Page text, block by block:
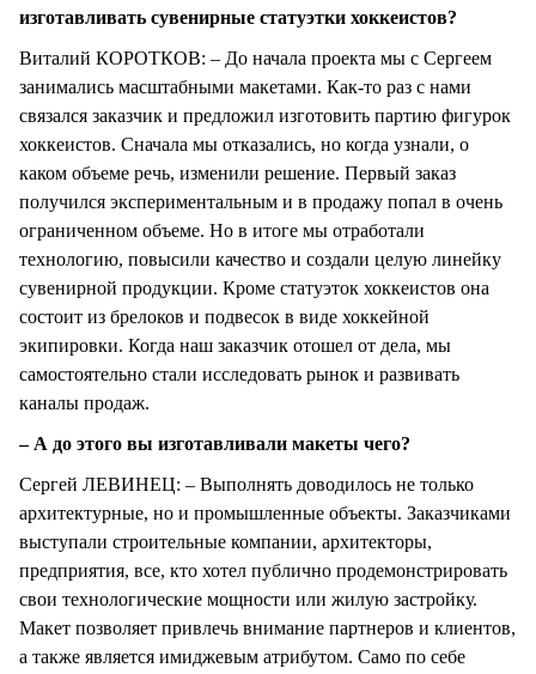
изготавливать сувенирные статуэтки хоккеистов?
Виталий КОРОТКОВ: – До начала проекта мы с Сергеем
занимались масштабными макетами. Как-то раз с нами
связался заказчик и предложил изготовить партию фигурок
хоккеистов. Сначала мы отказались, но когда узнали, о
каком объеме речь, изменили решение. Первый заказ
получился экспериментальным и в продажу попал в очень
ограниченном объеме. Но в итоге мы отработали
технологию, повысили качество и создали целую линейку
сувенирной продукции. Кроме статуэток хоккеистов она
состоит из брелоков и подвесок в виде хоккейной
экипировки. Когда наш заказчик отошел от дела, мы
самостоятельно стали исследовать рынок и развивать
каналы продаж.
– А до этого вы изготавливали макеты чего?
Сергей ЛЕВИНЕЦ: – Выполнять доводилось не только
архитектурные, но и промышленные объекты. Заказчиками
выступали строительные компании, архитекторы,
предприятия, все, кто хотел публично продемонстрировать
свои технологические мощности или жилую застройку.
Макет позволяет привлечь внимание партнеров и клиентов,
а также является имиджевым атрибутом. Само по себе